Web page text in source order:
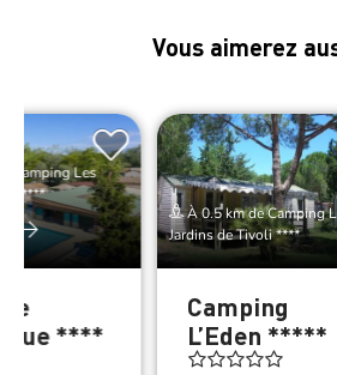
Vous aimerez
Camping Les
****
****
À 0.5 km de Camping
Jardins de Tivoli ****
Camping
L’Eden *****